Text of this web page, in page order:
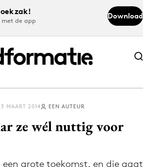
met de app
Download
Abonneer nu
Abonneer nu
nieuws via de Adformatie
3 MAART 2014 EEN AUTEUR
ze wél nuttig voor
een grote toekomst, en die gaat